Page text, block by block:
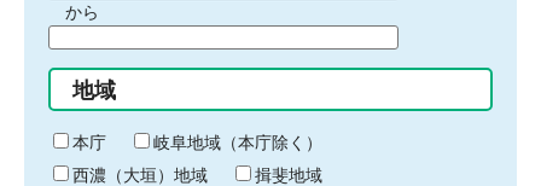
間
始
り
から
間
終
わ
り
地域
本庁
岐阜地域（本庁除く）
西濃（大垣）地域
揖斐地域